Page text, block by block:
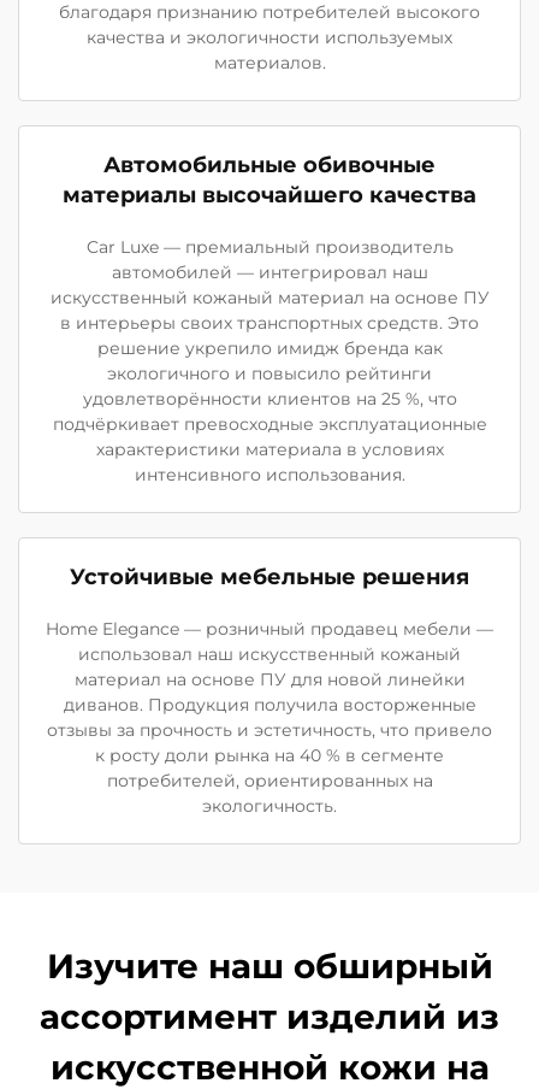
благодаря признанию потребителей высокого
качества и экологичности используемых
материалов.
Автомобильные обивочные
материалы высочайшего качества
Car Luxe — премиальный производитель
автомобилей — интегрировал наш
искусственный кожаный материал на основе ПУ
в интерьеры своих транспортных средств. Это
решение укрепило имидж бренда как
экологичного и повысило рейтинги
удовлетворённости клиентов на 25 %, что
подчёркивает превосходные эксплуатационные
характеристики материала в условиях
интенсивного использования.
Устойчивые мебельные решения
Home Elegance — розничный продавец мебели —
использовал наш искусственный кожаный
материал на основе ПУ для новой линейки
диванов. Продукция получила восторженные
отзывы за прочность и эстетичность, что привело
к росту доли рынка на 40 % в сегменте
потребителей, ориентированных на
экологичность.
Изучите наш обширный
ассортимент изделий из
искусственной кожи на